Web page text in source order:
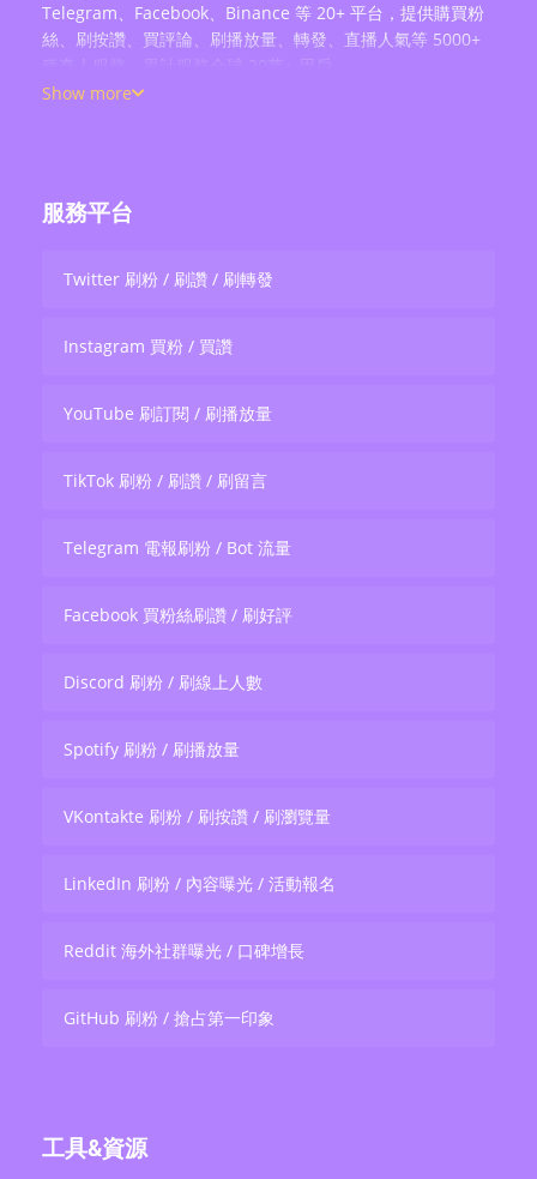
Telegram、Facebook、Binance 等 20+ 平台，提供購買粉
絲、刷按讚、買評論、刷播放量、轉發、直播人氣等 5000+
種真人服務，累計服務全球 20萬+ 用戶。
Show more
服務平台
Twitter 刷粉 / 刷讚 / 刷轉發
Instagram 買粉 / 買讚
YouTube 刷訂閱 / 刷播放量
TikTok 刷粉 / 刷讚 / 刷留言
Telegram 電報刷粉 / Bot 流量
Facebook 買粉絲刷讚 / 刷好評
Discord 刷粉 / 刷線上人數
Spotify 刷粉 / 刷播放量
VKontakte 刷粉 / 刷按讚 / 刷瀏覽量
LinkedIn 刷粉 / 內容曝光 / 活動報名
Reddit 海外社群曝光 / 口碑增長
GitHub 刷粉 / 搶占第一印象
工具&資源